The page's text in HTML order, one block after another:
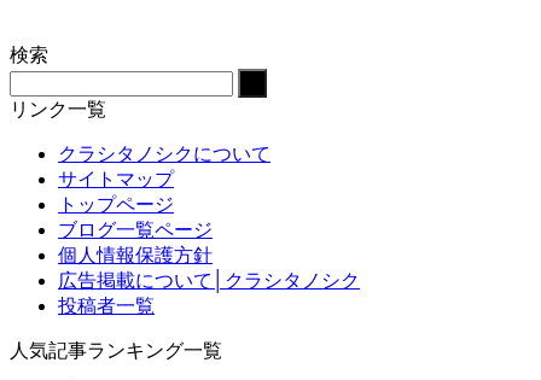
検索
リンク一覧
クラシタノシクについて
サイトマップ
トップページ
ブログ一覧ページ
個人情報保護方針
広告掲載について│クラシタノシク
投稿者一覧
人気記事ランキング一覧